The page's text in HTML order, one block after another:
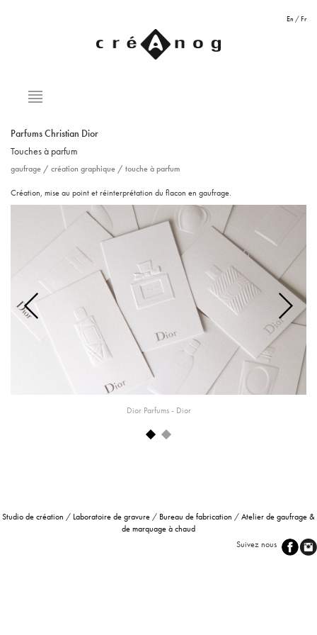
En /Fr
Parfums Christian Dior
Touches à parfum
gaufrage / création graphique / touche à parfum
Création, mise au point et réinterprétation du flacon en gaufrage.
Dior Parfums - Dior
Next
Studio de création / Laboratoire de gravure / Bureau de fabrication /Atelier de gaufrage &
de marquage à chaud
Suivez nous